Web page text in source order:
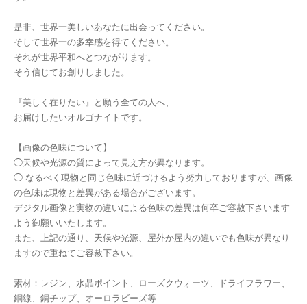
是非、世界一美しいあなたに出会ってください。
そして世界一の多幸感を得てください。
それが世界平和へとつながります。
そう信じてお創りしました。
『美しく在りたい』と願う全ての人へ、
お届けしたいオルゴナイトです。
【画像の色味について】
◯天候や光源の質によって見え方が異なります。
◯ なるべく現物と同じ色味に近づけるよう努力しておりますが、画像
の色味は現物と差異がある場合がございます。
デジタル画像と実物の違いによる色味の差異は何卒ご容赦下さいます
よう御願いいたします。
また、上記の通り、天候や光源、屋外か屋内の違いでも色味が異なり
ますので重ねてご容赦下さい。
素材：レジン、水晶ポイント、ローズクウォーツ、ドライフラワー、
銅線、銅チップ、オーロラビーズ等